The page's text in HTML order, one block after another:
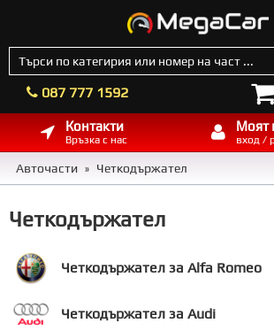
087 777 1592
Моят
вход /
Контакти
Връзка с нас
Авточасти » Четкодържател
Четкодържател
Четкодържател за Alfa Romeo
Четкодържател за Audi